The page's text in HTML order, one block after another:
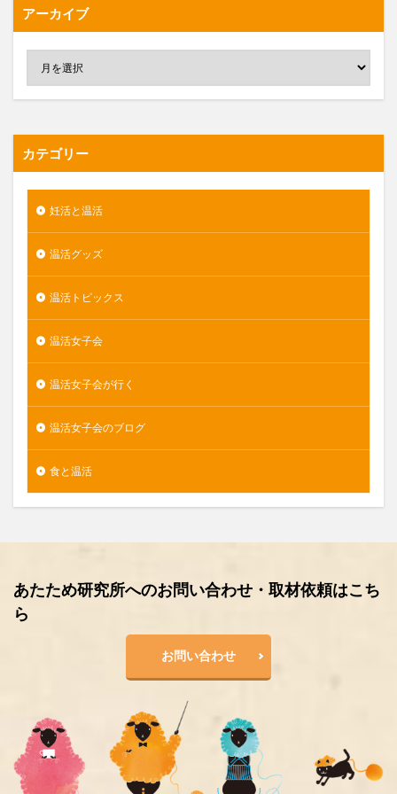
アーカイブ
カテゴリー
妊活と温活
温活グッズ
温活トピックス
温活女子会
温活女子会が行く
温活女子会のブログ
食と温活
あたため研究所へのお問い合わせ・取材依頼はこち
ら
お問い合わせ